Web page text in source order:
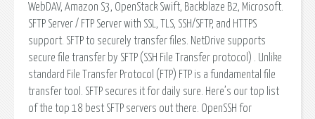
WebDAV, Amazon S3, OpenStack Swift, Backblaze B2, Microsoft.
SFTP Server / FTP Server with SSL, TLS, SSH/SFTP, and HTTPS
support. SFTP to securely transfer files. NetDrive supports
secure file transfer by SFTP (SSH File Transfer protocol) . Unlike
standard File Transfer Protocol (FTP) FTP is a fundamental file
transfer tool. SFTP secures it for daily sure. Here’s our top list
of the top 18 best SFTP servers out there. OpenSSH for